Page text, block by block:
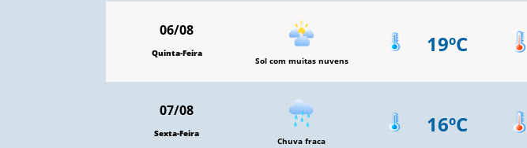
06/08
Quinta-Feira
Sol com muitas nuvens
19ºC
07/08
Sexta-Feira
Chuva fraca
16ºC